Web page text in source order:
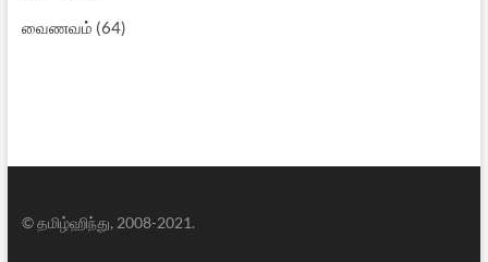
வைணவம் (64)
© தமிழ்ஹிந்து, 2008-2021.